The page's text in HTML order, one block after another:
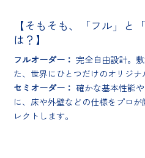
【そもそも、「フル」と
は？】
フルオーダー： 完全自由設計。
た、世界にひとつだけのオリジナ
セミオーダー： 確かな基本性能
に、床や外壁などの仕様をプロ
レクトします。